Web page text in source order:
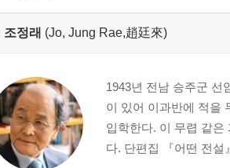
3
의 속사랑
얻는 법
후의 끝없는 꿈
서는 반성의 선물
의 배신
조정래 (Jo, Jung Rae,趙廷來)
1943년 전남 승주군 선
이 있어 이과반에 적을
입학한다. 이 무렵 같은
다. 단편집 『어떤 전설